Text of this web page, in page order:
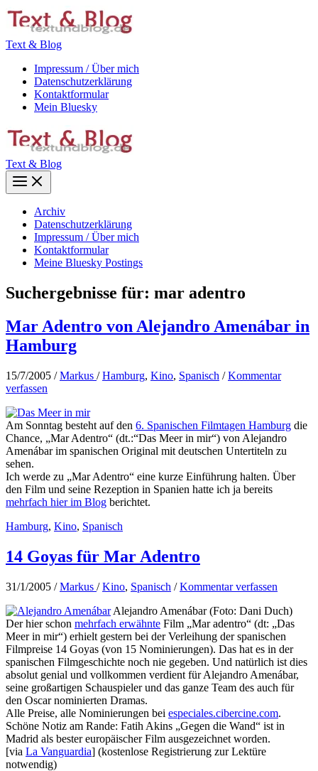
Zum
Inhalt
Text & Blog
Impressum / Über mich
Datenschutzerklärung
Kontaktformular
Mein Bluesky
Text & Blog
Main
Menu
Archiv
Datenschutzerklärung
Impressum / Über mich
Kontaktformular
Meine Bluesky Postings
Suchergebnisse für: mar adentro
Mar Adentro von Alejandro Amenábar in
Hamburg
15/7/2005 /Markus /Hamburg, Kino, Spanisch /Kommentar
verfassen
Am Sonntag besteht auf den 6. Spanischen Filmtagen Hamburg die
Chance, „Mar Adentro“ (dt.:“Das Meer in mir“) von Alejandro
Amenábar im spanischen Original mit deutschen Untertiteln zu
sehen.
Ich werde zu „Mar Adentro“ eine kurze Einführung halten. Über
den Film und seine Rezeption in Spanien hatte ich ja bereits
mehrfach hier im Blog berichtet.
Hamburg, Kino, Spanisch
14 Goyas für Mar Adentro
31/1/2005 /Markus /Kino, Spanisch /Kommentar verfassen
Alejandro Amenábar (Foto: Dani Duch)
Der hier schon mehrfach erwähnte Film „Mar adentro“ (dt: „Das
Meer in mir“) erhielt gestern bei der Verleihung der spanischen
Filmpreise 14 Goyas (von 15 Nominierungen). Das hat es in der
spanischen Filmgeschichte noch nie gegeben. Und natürlich ist dies
absolut genial und vollkommen verdient für Alejandro Amenábar,
seine großartigen Schauspieler und das ganze Team des auch für
den Oscar nominierten Dramas.
Alle Preise, alle Nominierungen bei especiales.cibercine.com.
Schöne Notiz am Rande: Fatih Akins „Gegen die Wand“ ist in
Madrid als bester europäischer Film ausgezeichnet worden.
[via La Vanguardia] (kostenlose Registrierung zur Lektüre
notwendig)